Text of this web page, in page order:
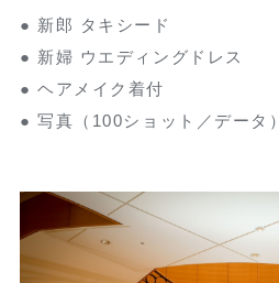
● 新郎 タキシード
● 新婦 ウエディングドレス
● ヘアメイク着付
● 写真（100ショット／データ）